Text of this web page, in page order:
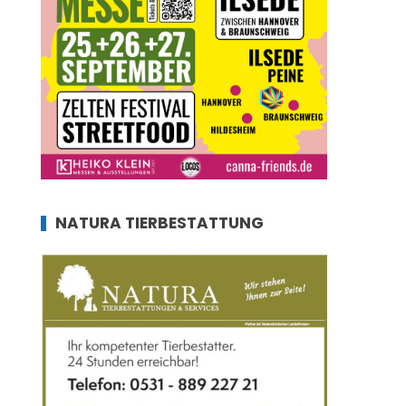
NATURA TIERBESTATTUNG